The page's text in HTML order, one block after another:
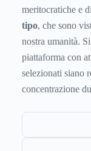
meritocratiche e
tipo, che sono
nostra umanità.
piattaforma con
selezionati siano
concentrazione